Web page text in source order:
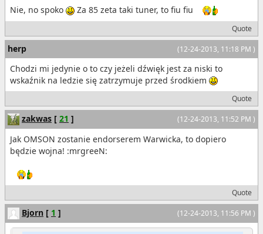
Nie, no spoko Za 85 zeta taki tuner, to fiu fiu
Quote
(12-24-2013, 11:18 PM )
herp
Chodzi mi jedynie o to czy jeżeli dźwięk jest za niski to
wskaźnik na ledzie się zatrzymuje przed środkiem
Quote
(12-24-2013, 11:52 PM )
zakwas [ 21 ]
Jak OMSON zostanie endorserem Warwicka, to dopiero
będzie wojna! :mrgreeN:
Quote
(12-24-2013, 11:56 PM )
Bjorn [ 1 ]